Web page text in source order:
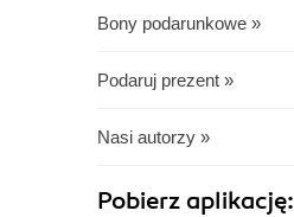
Bony podarunkowe »
Podaruj prezent »
Nasi autorzy »
Pobierz aplikację: